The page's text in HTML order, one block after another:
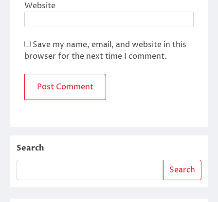
Website
Save my name, email, and website in this
browser for the next time I comment.
Search
Search